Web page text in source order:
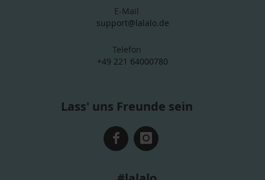
E-Mail
support@lalalo.de
Telefon
+49 221 64000780
Lass' uns Freunde sein